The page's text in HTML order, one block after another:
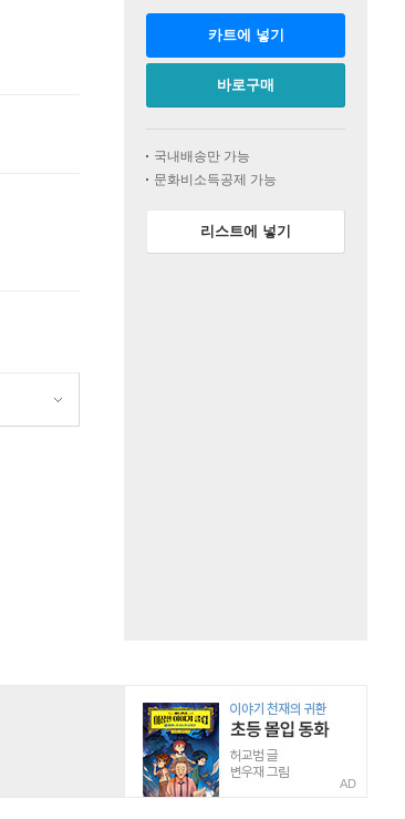
카트에 넣기
바로구매
국내배송만 가능
문화비소득공제 가능
리스트에 넣기
AD